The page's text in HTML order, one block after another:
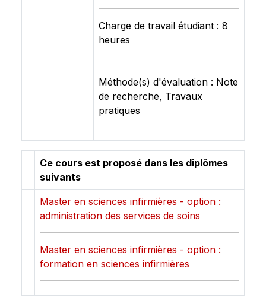
Charge de travail étudiant : 8
heures
Méthode(s) d'évaluation : Note
de recherche, Travaux
pratiques
Ce cours est proposé dans les diplômes
suivants
Master en sciences infirmières - option :
administration des services de soins
Master en sciences infirmières - option :
formation en sciences infirmières